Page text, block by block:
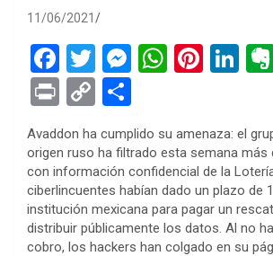
11/06/2021
F
a
ce
b
o
o
k
T
wi
tt
er
M
n
g
er
W
s
A
p
p
Pi
es
t
Li
dI
n
Pr
in
t
C
py
Li
n
k
h
ar
e
Avaddon ha cumplido su amenaza: el
origen ruso ha filtrado esta semana más
con información confidencial de la
ciberlincuentes habían dado un plazo de
institución mexicana para pagar un
distribuir públicamente los datos. Al no
cobro, los hackers han colgado en su